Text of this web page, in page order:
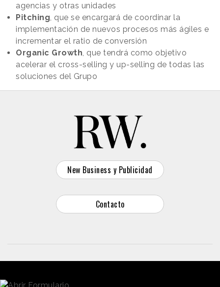
agencias y otras unidades
Pitching , que se encargará de coordinar la
implementación de nuevos procesos más ágiles e
incrementar el ratio de conversión
Organic Growth , que tendrá como objetivo
acelerar el cross-selling y up-selling de todas las
soluciones del Grupo
New Business y Publicidad
Contacto
© 2026 Reason Why
Dirección: